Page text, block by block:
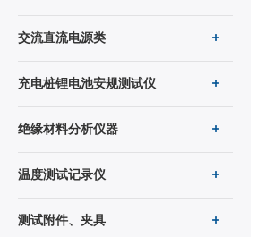
交流直流电源类
充电桩锂电池安规测试仪
绝缘材料分析仪器
温度测试记录仪
测试附件、夹具